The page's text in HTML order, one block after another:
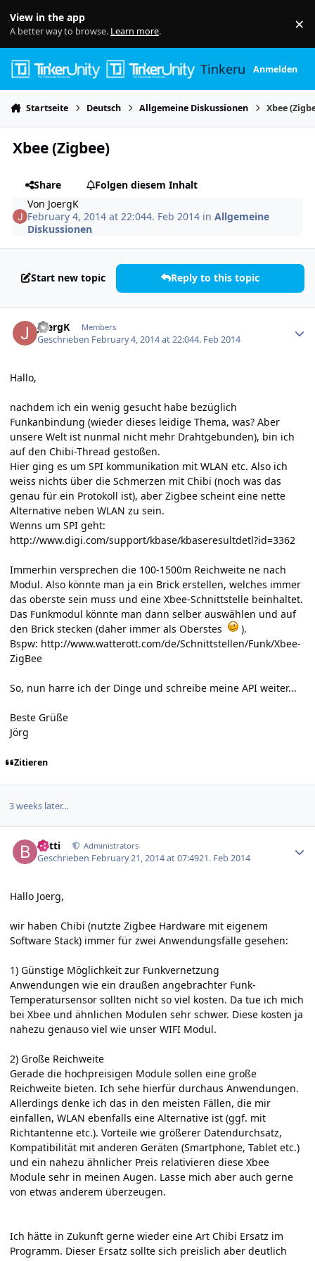
View in the app
A better way to browse. Learn more. ×
TinkerunityAnmelden
Startseite Deutsch Allgemeine Diskussionen Xbee
Xbee (Zigbee)
Share
Folgen diesem Inhalt
Von JoergK
February 4, 2014 at 22:044. Feb 2014 inAllgemeine
Diskussionen
Start new topic Reply to this topic
JoergK Members
Geschrieben February 4, 2014 at 22:044. Feb 2014
Hallo,
nachdem ich ein wenig gesucht habe bezüglich
Funkanbindung (wieder dieses leidige Thema, was? Aber
unsere Welt ist nunmal nicht mehr Drahtgebunden), bin ich
auf den Chibi-Thread gestoßen.
Hier ging es um SPI kommunikation mit WLAN etc. Also ich
weiss nichts über die Schmerzen mit Chibi (noch was das
genau für ein Protokoll ist), aber Zigbee scheint eine nette
Alternative neben WLAN zu sein.
Wenns um SPI geht:
http://www.digi.com/support/kbase/kbaseresultdetl?id=3362
Immerhin versprechen die 100-1500m Reichweite ne nach
Modul. Also könnte man ja ein Brick erstellen, welches immer
das oberste sein muss und eine Xbee-Schnittstelle beinhaltet.
Das Funkmodul könnte man dann selber auswählen und auf
den Brick stecken (daher immer als Oberstes
).
Bspw: http://www.watterott.com/de/Schnittstellen/Funk/Xbee-
ZigBee
So, nun harre ich der Dinge und schreibe meine API weiter...
Beste Grüße
Jörg
Zitieren
3 weeks later...
batti Administrators
Geschrieben February 21, 2014 at 07:4921. Feb 2014
Hallo Joerg,
wir haben Chibi (nutzte Zigbee Hardware mit eigenem
Software Stack) immer für zwei Anwendungsfälle gesehen:
1) Günstige Möglichkeit zur Funkvernetzung
Anwendungen wie ein draußen angebrachter Funk-
Temperatursensor sollten nicht so viel kosten. Da tue ich mich
bei Xbee und ähnlichen Modulen sehr schwer. Diese kosten ja
nahezu genauso viel wie unser WIFI Modul.
2) Große Reichweite
Gerade die hochpreisigen Module sollen eine große
Reichweite bieten. Ich sehe hierfür durchaus Anwendungen.
Allerdings denke ich das in den meisten Fällen, die mir
einfallen, WLAN ebenfalls eine Alternative ist (ggf. mit
Richtantenne etc.). Vorteile wie größerer Datendurchsatz,
Kompatibilität mit anderen Geräten (Smartphone, Tablet etc.)
und ein nahezu ähnlicher Preis relativieren diese Xbee
Module sehr in meinen Augen. Lasse mich aber auch gerne
von etwas anderem überzeugen.
Ich hätte in Zukunft gerne wieder eine Art Chibi Ersatz im
Programm. Dieser Ersatz sollte sich preislich aber deutlich